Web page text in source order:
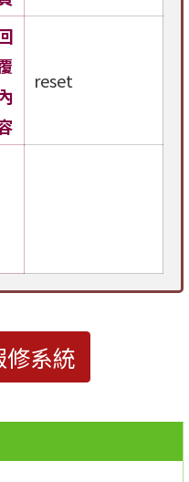
reset
系統